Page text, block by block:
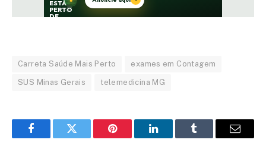
Carreta Saúde Mais Perto exames em Contagem
SUS Minas Gerais telemedicina MG
FacebookTwitter Pinterest LinkedInTumblr Email